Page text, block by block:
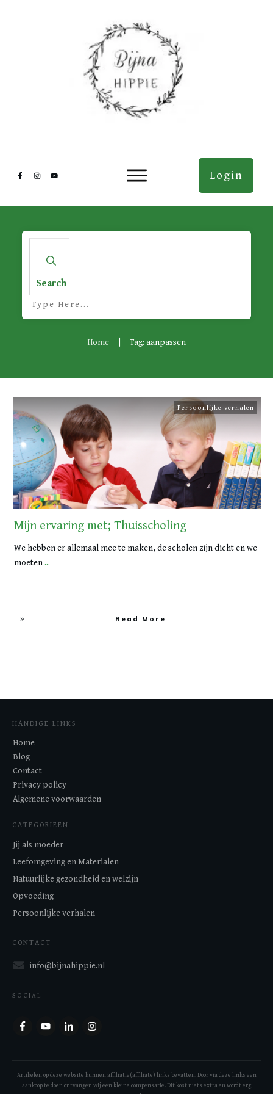
Login
Search
Home Tag: aanpassen
Persoonlijke verhalen
Mijn ervaring met; Thuisscholing
We hebben er allemaal mee te maken, de scholen zijn dicht en we
moeten...
Read More
HANDIGE LINKS
Home
Blog
Contact
Privacy policy
Algemene voorwaarden
CATEGORIEEN
Jij als moeder
Leefomgeving en Materialen
Natuurlijke gezondheid en welzijn
Opvoeding
Persoonlijke verhalen
CONTACT
info@bijnahippie.nl
SOCIAL
Artikelen op deze website kunnen affiliatie(affiliate) links bevatten. Door via deze links een
aankoop te doen ontvangen wij een kleine compensatie. Dit kost niets extra en wordt erg